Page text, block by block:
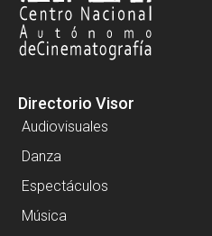
Directorio Visor
Audiovisuales
Danza
Espectáculos
Música